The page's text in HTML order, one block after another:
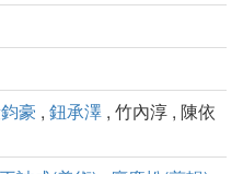
豪 , 鈕承澤 , 竹內淳 , 陳依